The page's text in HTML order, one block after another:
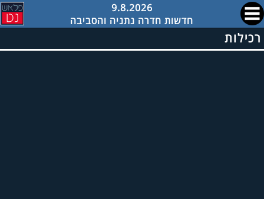
9.8.2026
חדשות חדרה נתניה והסביבה
רכילות